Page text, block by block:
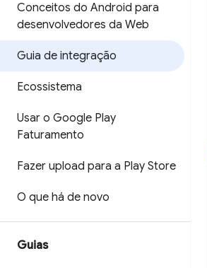
Conceitos do Android para
desenvolvedores da Web
Guia de integração
Ecossistema
Usar o Google Play
Faturamento
Fazer upload para a Play Store
O que há de novo
Guias